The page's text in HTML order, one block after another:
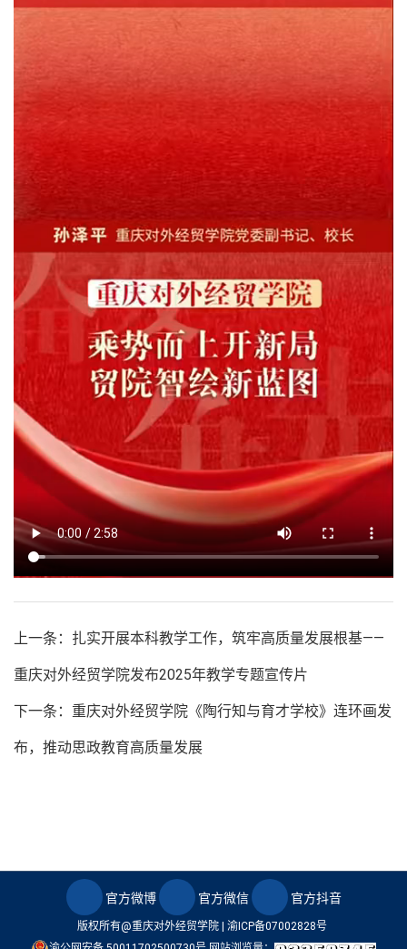
上一条：扎实开展本科教学工作，筑牢高质量发展根基——
重庆对外经贸学院发布2025年教学专题宣传片
下一条：重庆对外经贸学院《陶行知与育才学校》连环画发
布，推动思政教育高质量发展
官方微博 官方微信 官方抖音
版权所有@重庆对外经贸学院 | 渝ICP备07002828号